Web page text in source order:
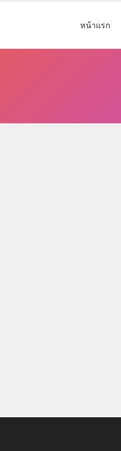
หน้าแรก